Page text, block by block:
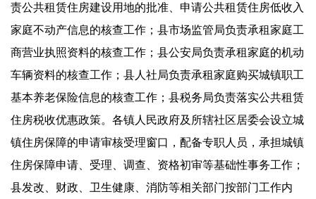
责公共租赁住房建设用地的批准、申请公共租赁住房低收入
家庭不动产信息的核查工作；县市场监管局负责承租家庭工
商营业执照资料的核查工作；县公安局负责承租家庭的机动
车辆资料的核查工作；县人社局负责承租家庭购买城镇职工
基本养老保险信息的核查工作；县税务局负责落实公共租赁
住房税收优惠政策。各镇人民政府及所辖社区居委会设立城
镇住房保障的申请审核受理窗口，配备专职人员，承担城镇
住房保障申请、受理、调查、资格初审等基础性事务工作；
县发改、财政、卫生健康、消防等相关部门按部门工作内